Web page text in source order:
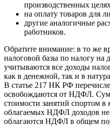
производственных
на оплату товаров для
другие аналогичные
работников.
Обратите внимание: в то же
налоговой базы по налогу на
учитываются все доходы
как в денежной, так и в
В статье 217 НК РФ
освобождаются от НДФЛ.
стоимости занятий спортом в
облагаемых НДФЛ доходов не
облагаются НДФЛ в общем